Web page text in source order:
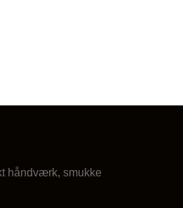
håndværk, smukke